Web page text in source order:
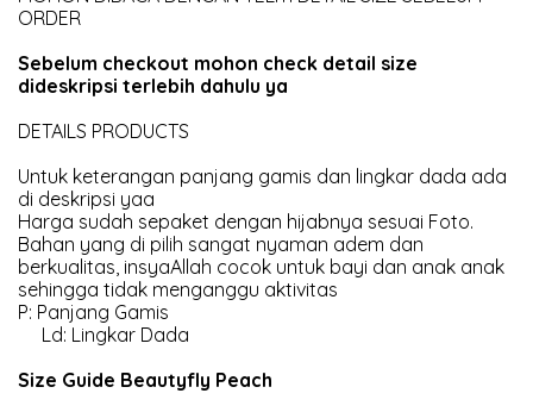
ORDER
Sebelum checkout mohon check detail size
dideskripsi terlebih dahulu ya
DETAILS PRODUCTS
Untuk keterangan panjang gamis dan lingkar dada ada
di deskripsi yaa
Harga sudah sepaket dengan hijabnya sesuai Foto.
Bahan yang di pilih sangat nyaman adem dan
berkualitas, insyaAllah cocok untuk bayi dan anak anak
sehingga tidak menganggu aktivitas
P: Panjang Gamis
Ld: Lingkar Dada
Size Guide Beautyfly Peach